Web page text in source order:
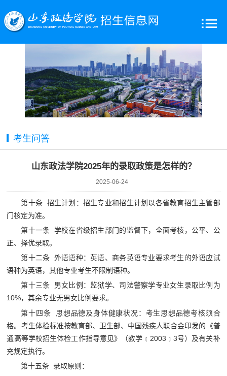
考生问答
山东政法学院2025年的录取政策是怎样的？
2025-06-24
第十条 招生计划：招生专业和招生计划以各省教育招生主管部
门核定为准。
第十一条 学校在省级招生部门的监督下，全面考核，公平、公
正、择优录取。
第十二条 外语语种：英语、商务英语专业要求考生的外语应试
语种为英语，其他专业考生不限制语种。
第十三条 男女比例：监狱学、司法警察学专业女生录取比例为
10%，其余专业无男女比例要求。
第十四条 思想品德及身体健康状况：考生思想品德考核须合
格。考生体检标准按教育部、卫生部、中国残疾人联合会印发的《普
通高等学校招生体检工作指导意见》（教学﹝2003﹞3号）及有关补
充规定执行。
第十五条 录取原则：